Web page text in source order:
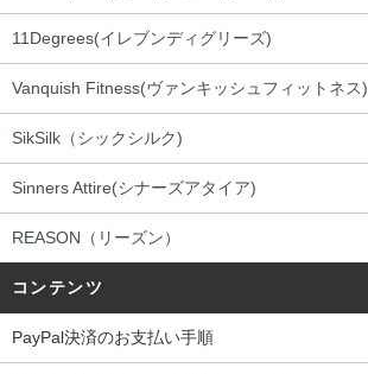
11Degrees(イレブンディグリーズ)
Vanquish Fitness(ヴァンキッシュフィットネス)
SikSilk（シックシルク)
Sinners Attire(シナーズアタイア)
REASON（リーズン）
コンテンツ
PayPal決済のお支払い手順